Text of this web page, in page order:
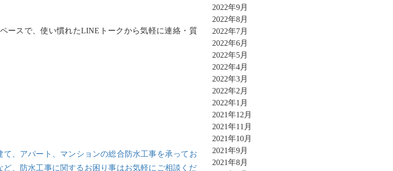
ースで、使い慣れたLINEトークから気軽に連絡・質
、アパート、マンションの総合防水工事を承ってお
、防水工事に関するお困り事はお気軽にご相談くだ
2022年9月
2022年8月
2022年7月
2022年6月
2022年5月
2022年4月
2022年3月
2022年2月
2022年1月
2021年12月
2021年11月
2021年10月
2021年9月
2021年8月